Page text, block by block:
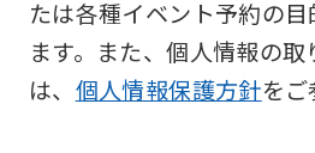
たは各種イベント予約の
ます。また、個人情報の
は、 個人情報保護方針をご
of
this